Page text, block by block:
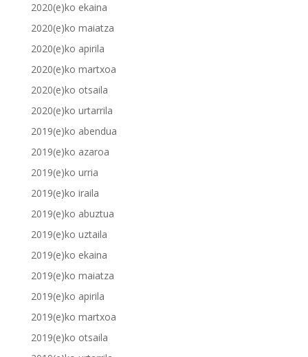
2020(e)ko ekaina
2020(e)ko maiatza
2020(e)ko apirila
2020(e)ko martxoa
2020(e)ko otsaila
2020(e)ko urtarrila
2019(e)ko abendua
2019(e)ko azaroa
2019(e)ko urria
2019(e)ko iraila
2019(e)ko abuztua
2019(e)ko uztaila
2019(e)ko ekaina
2019(e)ko maiatza
2019(e)ko apirila
2019(e)ko martxoa
2019(e)ko otsaila